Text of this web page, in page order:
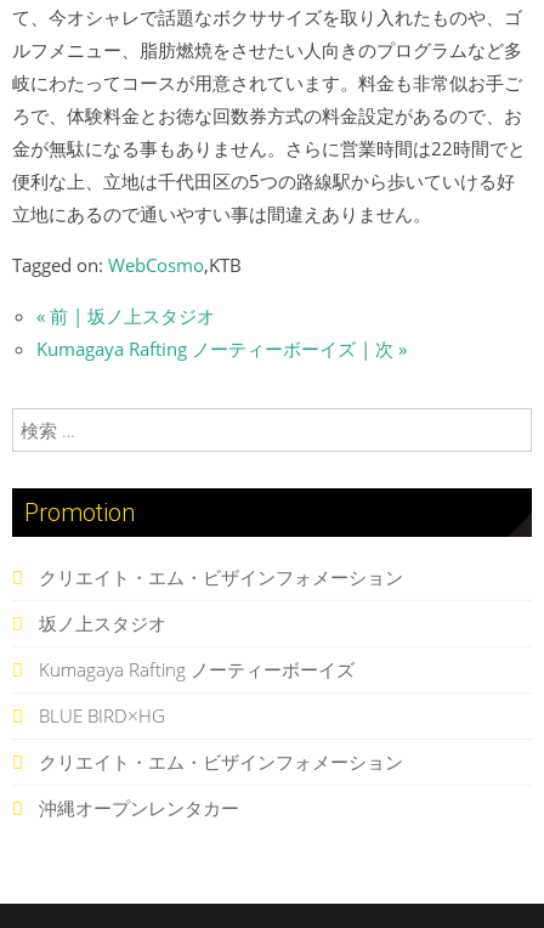
て、今オシャレで話題なボクササイズを取り入れたものや、ゴ
ルフメニュー、脂肪燃焼をさせたい人向きのプログラムなど多
岐にわたってコースが用意されています。料金も非常似お手ご
ろで、体験料金とお徳な回数券方式の料金設定があるので、お
金が無駄になる事もありません。さらに営業時間は22時間でと
便利な上、立地は千代田区の5つの路線駅から歩いていける好
立地にあるので通いやすい事は間違えありません。
Tagged on: WebCosmo,KTB
« 前 | 坂ノ上スタジオ
Kumagaya Rafting ノーティーボーイズ | 次 »
検索:
Promotion
クリエイト・エム・ビザインフォメーション
坂ノ上スタジオ
Kumagaya Rafting ノーティーボーイズ
BLUE BIRD×HG
クリエイト・エム・ビザインフォメーション
沖縄オープンレンタカー